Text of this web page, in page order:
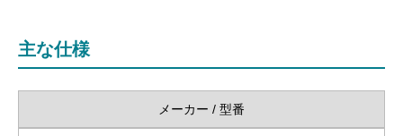
主な仕様
メーカー / 型番